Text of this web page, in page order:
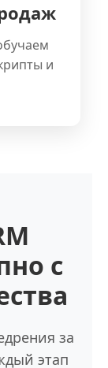
и
с
за
этап